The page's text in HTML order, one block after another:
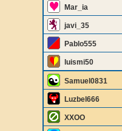
Mar_ia
javi_35
Pablo555
luismi50
Samuel0831
Luzbel666
XXOO